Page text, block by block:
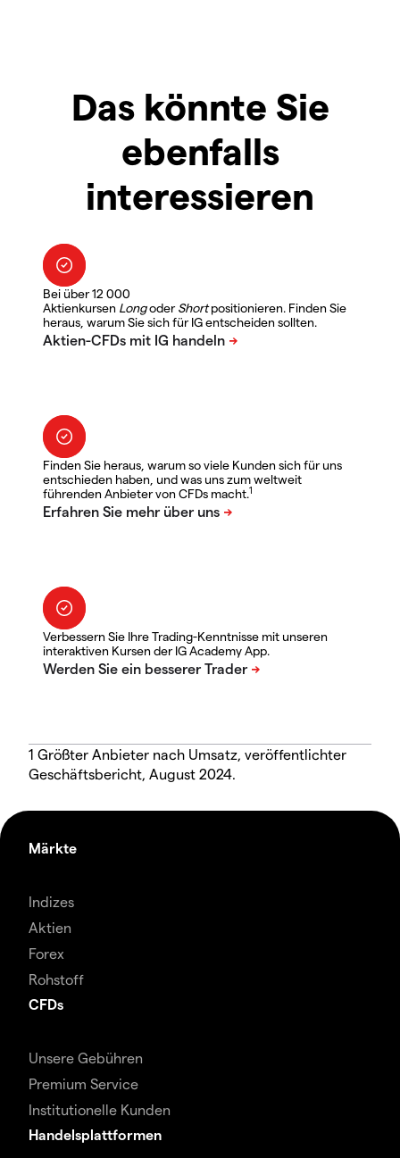
Das könnte Sie
ebenfalls
interessieren
Bei über 12 000
Aktienkursen LongoderShortpositionieren. Finden Sie
heraus, warum Sie sich für IG entscheiden sollten.
Finden Sie heraus, warum so viele Kunden sich für uns
entschieden haben, und was uns zum weltweit
führenden Anbieter von CFDs macht.1
Verbessern Sie Ihre Trading-Kenntnisse mit unseren
interaktiven Kursen der IG Academy App.
1 Größter Anbieter nach Umsatz, veröffentlichter
Geschäftsbericht, August 2024.
Märkte
Indizes
Aktien
Forex
Rohstoff
CFDs
Unsere Gebühren
Premium Service
Institutionelle Kunden
Handelsplattformen